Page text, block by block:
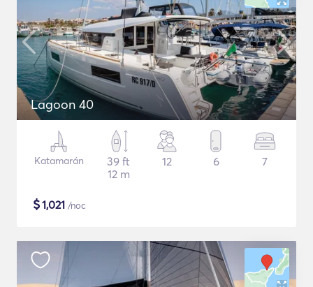
Lagoon 40
Katamarán
39 ft
12 m
12 6 7
$1,021 /noc